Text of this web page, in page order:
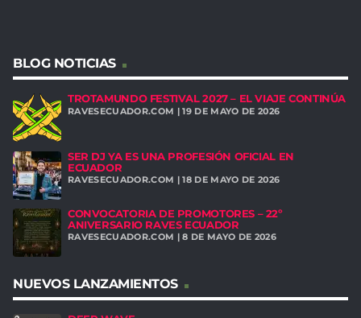
BLOG NOTICIAS
TROTAMUNDO FESTIVAL 2027 – EL VIAJE CONTINÚA
RAVESECUADOR.COM | 19 DE MAYO DE 2026
SER DJ YA ES UNA PROFESIÓN OFICIAL EN
ECUADOR
RAVESECUADOR.COM | 18 DE MAYO DE 2026
CONVOCATORIA DE PROMOTORES – 22º
ANIVERSARIO RAVES ECUADOR
RAVESECUADOR.COM | 8 DE MAYO DE 2026
NUEVOS LANZAMIENTOS